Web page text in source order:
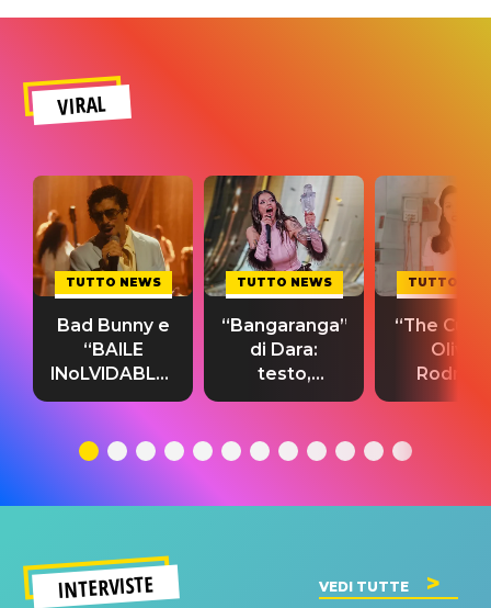
VIRAL
TUTTO NEWS
Bad Bunny e
“BAILE
INoLVIDABLE”:
testo,
significato
TUTTO NEWS
“Bangaranga”
di Dara:
testo,
traduzione e
del singolo
TUTTO
“The
Olivia
testo,
INTERVISTE VEDI TUTTE